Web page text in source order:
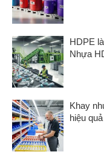
HDPE
Nhựa
Khay
hiệu